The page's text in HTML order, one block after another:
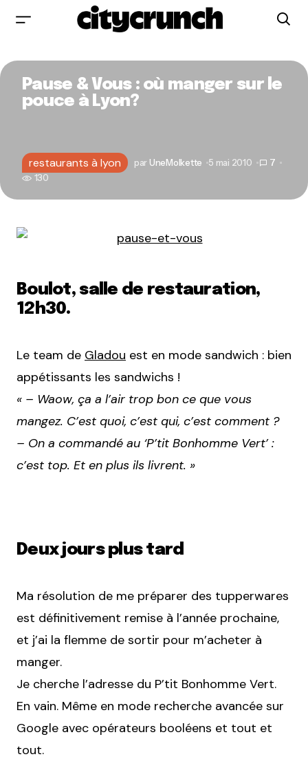
Pause & Vous : où manger sur le
pouce à Lyon?
restaurants à lyon par UneMolkette 5 mai 2010
7
130
Boulot, salle de restauration,
12h30.
Le team de Gladou est en mode sandwich : bien
appétissants les sandwichs !
« – Waow, ça a l’air trop bon ce que vous
mangez. C’est quoi, c’est qui, c’est comment ?
– On a commandé au ‘P’tit Bonhomme Vert’ :
c’est top. Et en plus ils livrent. »
Deux jours plus tard
Ma résolution de me préparer des tupperwares
est définitivement remise à l’année prochaine,
et j’ai la flemme de sortir pour m’acheter à
manger.
Je cherche l’adresse du P’tit Bonhomme Vert.
En vain. Même en mode recherche avancée sur
Google avec opérateurs booléens et tout et
tout.